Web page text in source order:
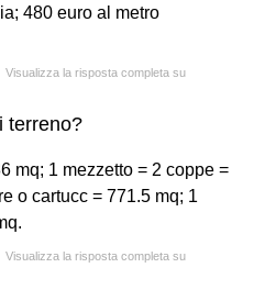
480 euro al metro
Visualizza la risposta completa su
terreno?
mq; 1 mezzetto = 2 coppe =
o cartucc = 771.5 mq; 1
Visualizza la risposta completa su